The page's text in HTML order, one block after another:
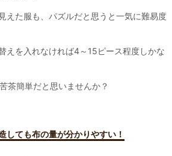
えた服も、パズルだと思うと一気に難易度
えを入れなければ4～15ピース程度しかな
茶簡単だと思いませんか？
しても布の量が分かりやすい！